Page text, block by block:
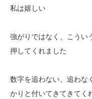
私は嬉しい
強がりではなく、こうい
押してくれました
数字を追わない、追わな
かりと付いてきてきてく